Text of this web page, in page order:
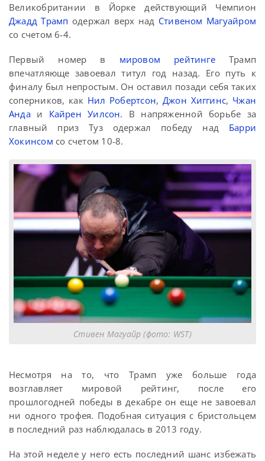
Великобритании в Йорке действующий Чемпион
Джадд Трамп одержал верх над Стивеном Магуайром
со счетом 6-4.
Первый номер в мировом рейтингеТрамп
впечатляюще завоевал титул год назад. Его путь к
финалу был непростым. Он оставил позади себя таких
соперников, как Нил Робертсон, Джон Хиггинс, Чжан
Андаи Кайрен Уилсон. В напряженной борьбе за
главный приз Туз одержал победу над Барри
Хокинсом со счетом 10-8.
Стивен Магуайр (фото: WST)
Несмотря на то, что Трамп уже больше года
возглавляет мировой рейтинг, после его
прошлогодней победы в декабре он еще не завоевал
ни одного трофея. Подобная ситуация с бристольцем
в последний раз наблюдалась в 2013 году.
На этой неделе у него есть последний шанс избежать